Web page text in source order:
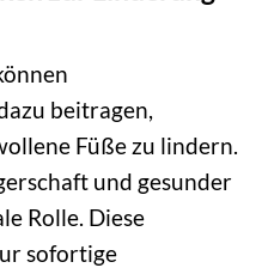
beitragen,
Füße zu lindern.
und gesunder
Rolle. Diese
sofortige